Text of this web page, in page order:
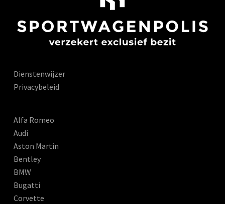
Dienstenwijzer
Privacybeleid
Alfa Romeo
Audi
Aston Martin
Bentley
BMW
Bugatti
Corvette